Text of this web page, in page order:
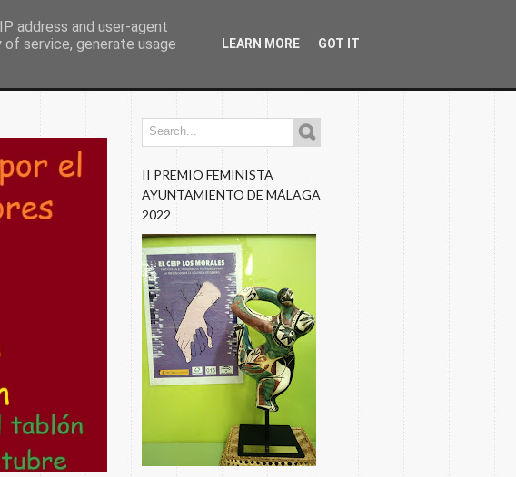
Documentos Programaciones Nuestros Blogs
II PREMIO FEMINISTA
AYUNTAMIENTO DE MÁLAGA
2022
address and user-agent
service, generate usage
LEARN MORE GOT IT